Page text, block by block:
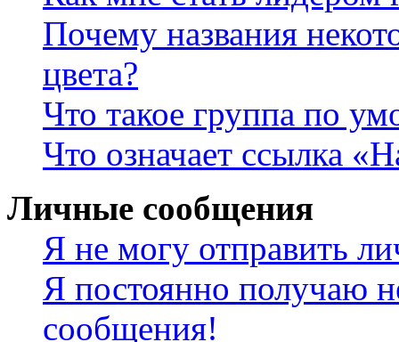
Почему названия
цвета?
Что такое группа по
Что означает ссылка
Личные сообщения
Я не могу отправить
Я постоянно получаю
сообщения!